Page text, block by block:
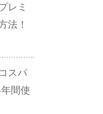
レミ
法！
スパ
間使